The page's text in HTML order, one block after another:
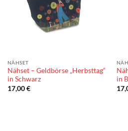
NÄHSET
Nähset – Geldbörse „Herbsttag“
in Schwarz
17,00€
in